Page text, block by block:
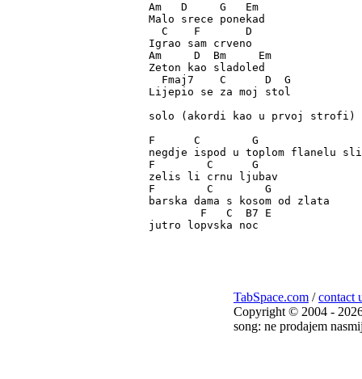
Am   D     G   Em
Malo srece ponekad
  C    F       D
Igrao sam crveno
Am     D  Bm     Em
Zeton kao sladoled
  Fmaj7    C      D  G
Lijepio se za moj stol
solo (akordi kao u prvoj strofi)
F      C        G
negdje ispod u toplom flanelu
F	 C	G
zelis li crnu ljubav
F	 C	  G
barska dama s kosom od zlata
jutro lopvska noc
TabSpace.com /contact
Copyright © 2004 -
song: ne prodajem